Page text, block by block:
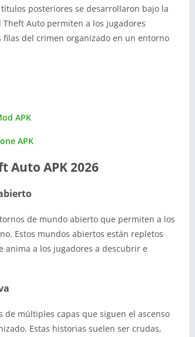
posteriores se desarrollaron bajo la
Theft Auto permiten a los jugadores
del crimen organizado en un entorno
APK
APK
Auto APK 2026
de mundo abierto que permiten a los
Estos mundos abiertos están repletos
anima a los jugadores a descubrir e
de múltiples capas que siguen el ascenso
Estas historias suelen ser crudas,